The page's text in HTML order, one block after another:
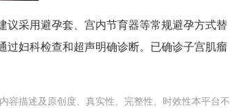
议采用避孕套、宫内节育器等常规避孕方式替
过妇科检查和超声明确诊断。已确诊子宫肌瘤
容描述及原创度、真实性、完整性、时效性本平台不